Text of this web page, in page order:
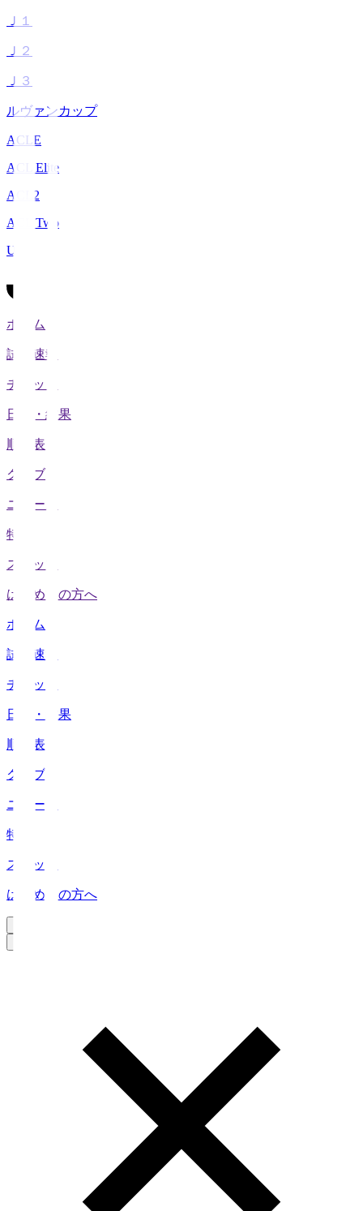
Ｊ１
Ｊ２
Ｊ３
ルヴァンカップ
ACLE
ACL Elite
ACL2
ACL Two
U-21
ホーム
試合速報
チケット
日程・結果
順位表
クラブ
ニュース
特集
スタッツ
はじめての方へ
ホーム
試合速報
チケット
日程・結果
順位表
クラブ
ニュース
特集
スタッツ
はじめての方へ